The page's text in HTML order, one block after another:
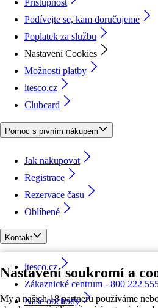
Nastavení soukromí a
My a našich 18 partnerů používáme
Přístupnost
Podívejte se, kam doručujeme
Poplatek za službu
Nastavení Cookies
Možnosti platby
itesco.cz
Clubcard
Pomoc s prvním nákupem
Jak nakupovat
Registrace
Rezervace času
Oblíbené
Kontakt
itesco.cz
Zákaznické centrum - 800 222
Naše obchody